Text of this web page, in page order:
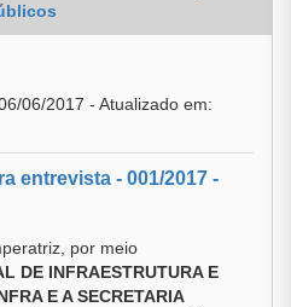
06/2017 - Atualizado em:
entrevista - 001/2017 -
por meio
DE INFRAESTRUTURA E
E A SECRETARIA